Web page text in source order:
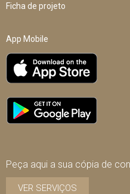
Ficha de projeto
App Mobile
Peça aqui a sua cópia de
VER SERVIÇOS